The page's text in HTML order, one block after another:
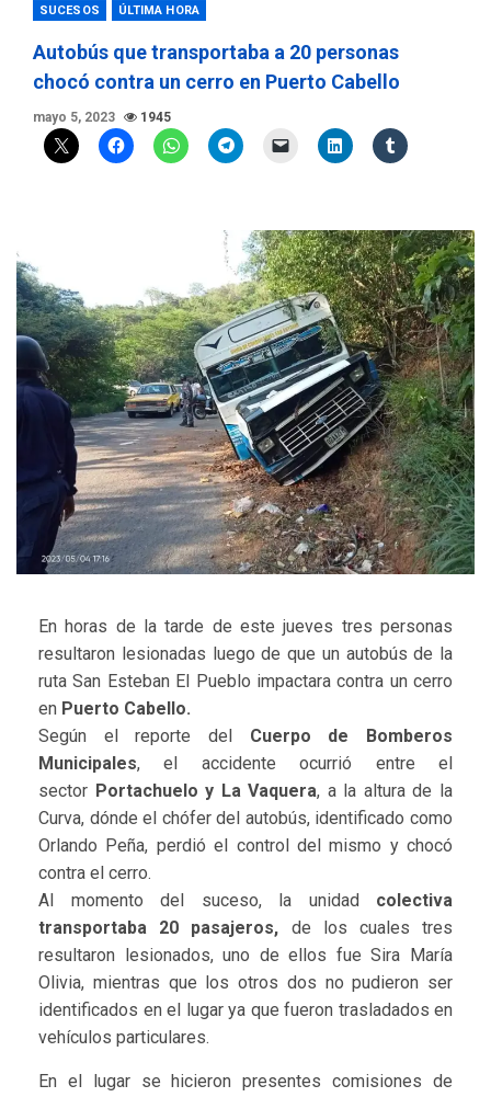
SUCESOS ÚLTIMA HORA
Autobús que transportaba a 20 personas
chocó contra un cerro en Puerto Cabello
mayo 5, 2023 1945
En horas de la tarde de este jueves tres personas
resultaron lesionadas luego de que un autobús de la
ruta San Esteban El Pueblo impactara contra un cerro
en Puerto Cabello.
Según el reporte del Cuerpo de Bomberos
Municipales, el accidente ocurrió entre el
sector Portachuelo y LaVaquera, a la altura de la
Curva, dónde el chófer del autobús, identificado como
Orlando Peña, perdió el control del mismo y chocó
contra el cerro.
Al momento del suceso, la unidad colectiva
transportaba 20 pasajeros, de los cuales tres
resultaron lesionados, uno de ellos fue Sira María
Olivia, mientras que los otros dos no pudieron ser
identificados en el lugar ya que fueron trasladados en
vehículos particulares.
En el lugar se hicieron presentes comisiones de